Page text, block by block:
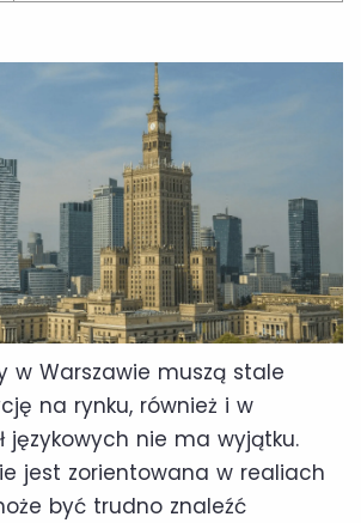
w Warszawie muszą stale
na rynku, również i w
językowych nie ma wyjątku.
jest zorientowana w realiach
być trudno znaleźć